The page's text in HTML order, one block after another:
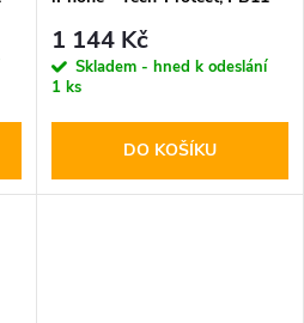
1 144 Kč
Skladem - hned k odeslání
1 ks
DO KOŠÍKU